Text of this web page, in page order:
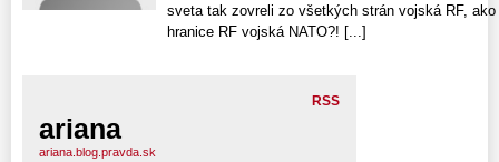
sveta tak zovreli zo všetkých strán vojská RF,
hranice RF vojská NATO?! [...]
RSS
ariana
ariana.blog.pravda.sk